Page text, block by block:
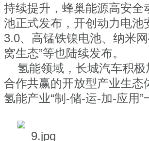
持续提升，蜂巢能源高安
池正式发布，开创动力电池
3.0、高锰铁镍电池、纳米
窝生态”等也陆续发布。
氢能领域，长城汽车积
合作共赢的开放型产业生
氢能产业“制-储-运-加-应用